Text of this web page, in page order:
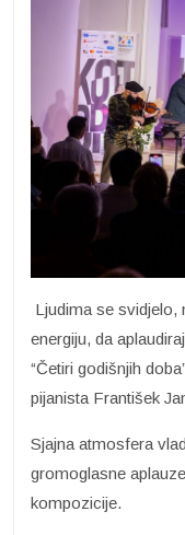
Ljudima se svidjelo,
energiju, da
“Četiri godišnjih
pijanista František
Sjajna atmosfera
gromoglasne
kompozicije.